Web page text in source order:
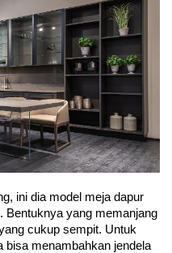
ini dia model meja dapur
Bentuknya yang memanjang
cukup sempit. Untuk
bisa menambahkan jendela